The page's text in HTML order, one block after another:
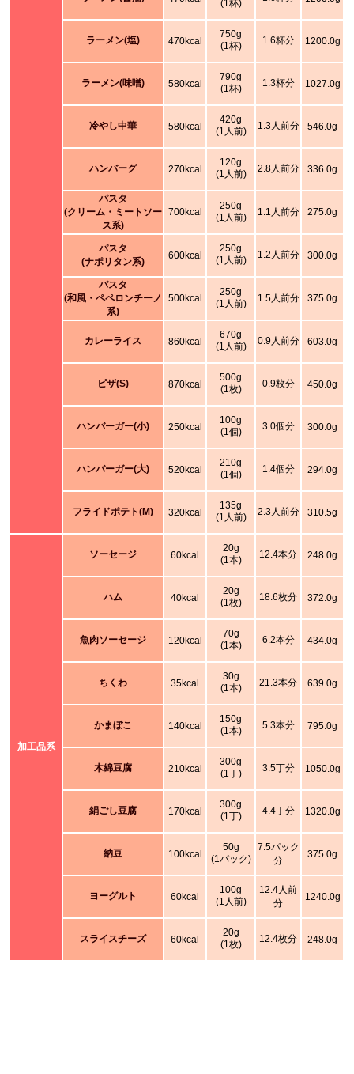
(1杯)
ラーメン(塩) 470kcal
750g
(1杯)
1.6杯分 1200.0g
ラーメン(味噌) 580kcal
790g
(1杯)
1.3杯分 1027.0g
冷やし中華 580kcal
420g
(1人前)
1.3人前分 546.0g
ハンバーグ 270kcal
120g
(1人前)
2.8人前分 336.0g
パスタ
(クリーム・ミートソー
ス系)
700kcal
250g
(1人前)
1.1人前分 275.0g
パスタ
(ナポリタン系)
600kcal
250g
(1人前)
1.2人前分 300.0g
パスタ
(和風・ペペロンチーノ
系)
500kcal
250g
(1人前)
1.5人前分 375.0g
カレーライス 860kcal
670g
(1人前)
0.9人前分 603.0g
ピザ(S) 870kcal
500g
(1枚)
0.9枚分 450.0g
ハンバーガー(小) 250kcal
100g
(1個)
3.0個分 300.0g
ハンバーガー(大) 520kcal
210g
(1個)
1.4個分 294.0g
フライドポテト(M) 320kcal
135g
(1人前)
2.3人前分 310.5g
加工品系
ソーセージ 60kcal
20g
(1本)
12.4本分 248.0g
ハム 40kcal
20g
(1枚)
18.6枚分 372.0g
魚肉ソーセージ 120kcal
70g
(1本)
6.2本分 434.0g
ちくわ 35kcal
30g
(1本)
21.3本分 639.0g
かまぼこ 140kcal
150g
(1本)
5.3本分 795.0g
木綿豆腐 210kcal
300g
(1丁)
3.5丁分 1050.0g
絹ごし豆腐 170kcal
300g
(1丁)
4.4丁分 1320.0g
納豆 100kcal
50g
(1パック)
7.5パック
分
375.0g
ヨーグルト 60kcal
100g
(1人前)
12.4人前
分
1240.0g
スライスチーズ 60kcal
20g
(1枚)
12.4枚分 248.0g